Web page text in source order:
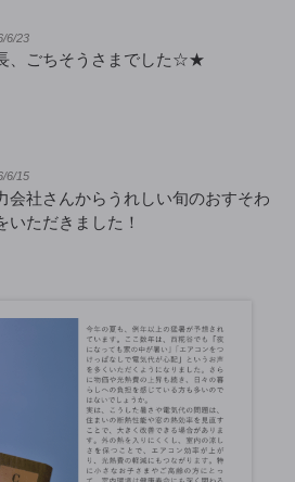
6/23
、ごちそうさまでした☆★
6/15
会社さんからうれしい旬のおすそわ
いただきました！